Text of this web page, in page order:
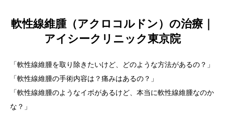
軟性線維腫（アクロコルドン）の治療｜
アイシークリニック東京院
「軟性線維腫を取り除きたいけど、どのような方法があるの？」
「軟性線維腫の手術内容は？痛みはあるの？」
「軟性線維腫のようなイボがあるけど、本当に軟性線維腫なのか
な？」
简体中文 한국어 Español